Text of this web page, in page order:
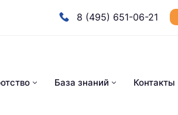
8 (495) 651-06-21
База знаний Контакты